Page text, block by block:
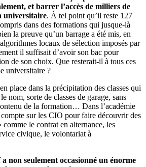
et barrer l’accès de milliers de
universitaire. À tel point qu’il reste 127
dans des formations qui jusque-là
la preuve qu’un barrage a été mis, en
locaux de sélection imposés par
il suffisait d’avoir son bac pour
de son choix. Que resterait-il à tous ces
universitaire ?
place dans la précipitation des classes qui
nom, sorte de classes de garage, sans
de la formation… Dans l’académie
sur les CIO pour faire découvrir des
le contrat en alternance, les
civique, le volontariat à
non seulement occasionné un énorme